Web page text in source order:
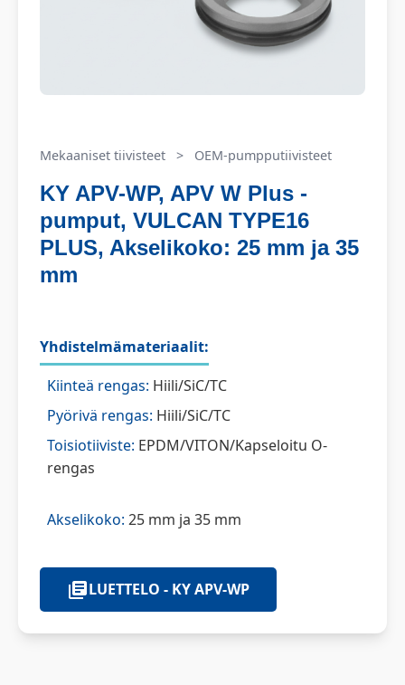
Mekaaniset tiivisteet > OEM-pumpputiivisteet
KY APV-WP, APV W Plus -
pumput, VULCAN TYPE16
PLUS, Akselikoko: 25 mm ja 35
mm
Yhdistelmämateriaalit:
Kiinteä rengas: Hiili/SiC/TC
Pyörivä rengas: Hiili/SiC/TC
Toisiotiiviste: EPDM/VITON/Kapseloitu O-
rengas
Akselikoko: 25 mm ja 35 mm
LUETTELO - KY APV-WP